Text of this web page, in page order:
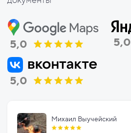
5,0 5,0
5,0
Михаил Выучейский